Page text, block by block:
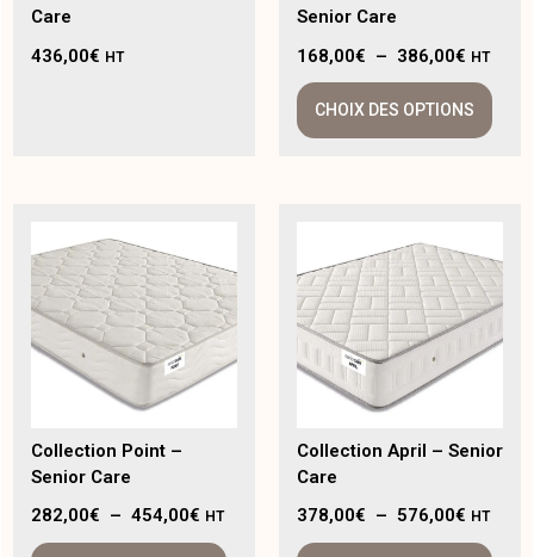
Care
436,00€ HT
Senior Care
168,00€ – 386,00€ HT
CHOIX DES OPTIONS
Collection Point –
Senior Care
282,00€ – 454,00€ HT
Collection April – Senior
Care
378,00€ – 576,00€ HT